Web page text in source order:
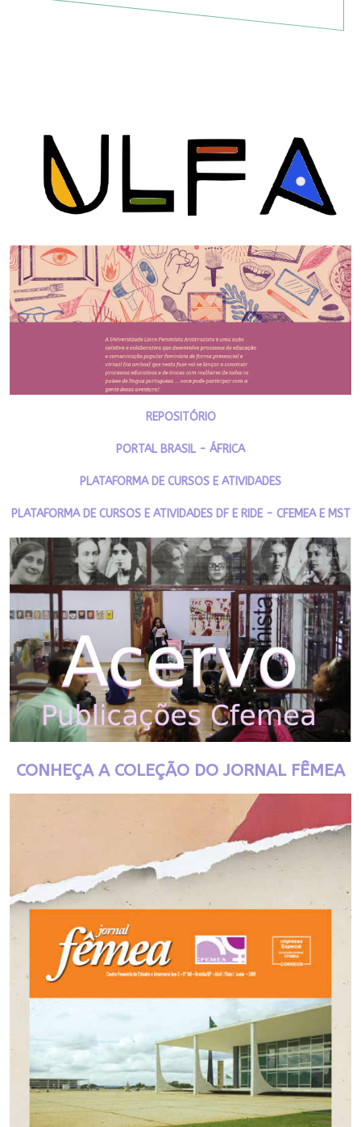
REPOSITÓRIO
PORTAL BRASIL - ÁFRICA
PLATAFORMA DE CURSOS E ATIVIDADES
PLATAFORMA DE CURSOS E ATIVIDADES DF E RIDE - CFEMEA E MST
CONHEÇA A COLEÇÃO DO JORNAL FÊMEA